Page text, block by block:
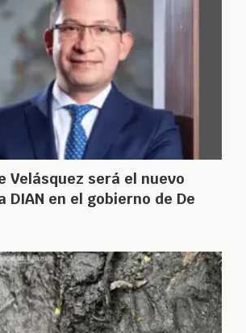
Velásquez será el nuevo
DIAN en el gobierno de De